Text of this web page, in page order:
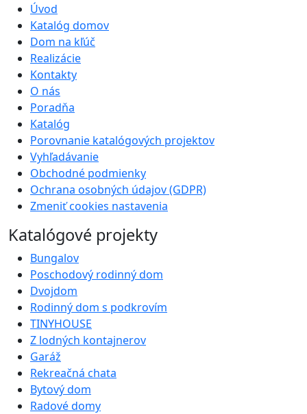
Úvod
Katalóg domov
Dom na kľúč
Realizácie
Kontakty
O nás
Poradňa
Katalóg
Porovnanie katalógových projektov
Vyhľadávanie
Obchodné podmienky
Ochrana osobných údajov (GDPR)
Zmeniť cookies nastavenia
Katalógové projekty
Bungalov
Poschodový rodinný dom
Dvojdom
Rodinný dom s podkrovím
TINYHOUSE
Z lodných kontajnerov
Garáž
Rekreačná chata
Bytový dom
Radové domy